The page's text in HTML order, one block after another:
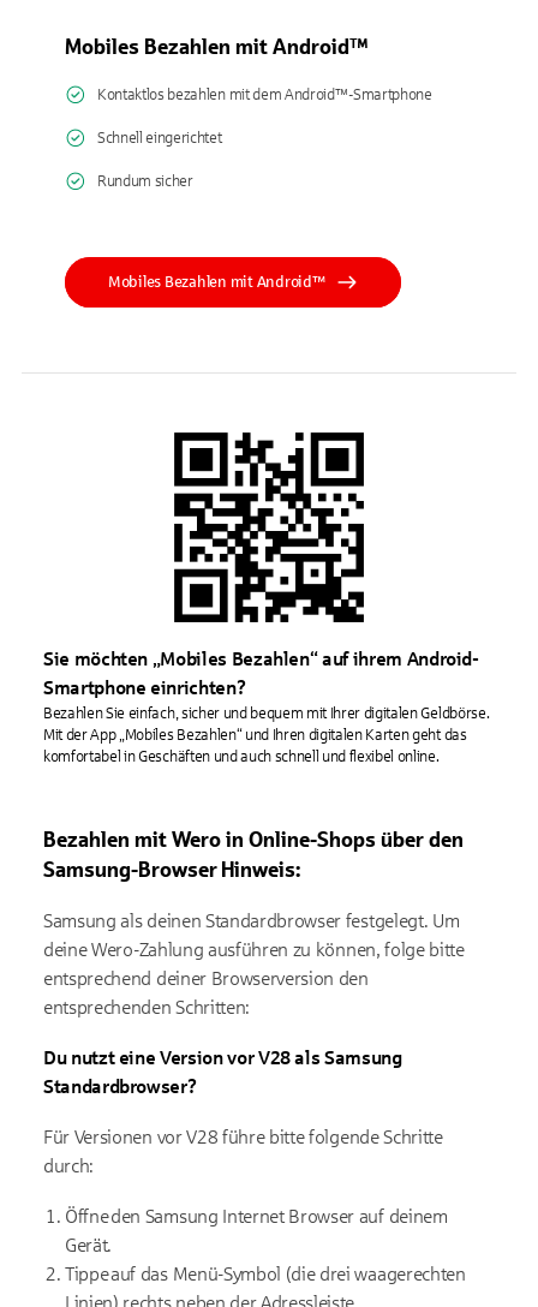
Mobiles Bezahlen mit Android™
Kontaktlos bezahlen mit dem Android™-Smartphone
Schnell eingerichtet
Rundum sicher
Mobiles Bezahlen mit Android™
Sie möchten „Mobiles Bezahlen“ auf ihrem Android-
Smartphone einrichten?
Bezahlen Sie einfach, sicher und bequem mit Ihrer digitalen Geldbörse.
Mit der App „Mobiles Bezahlen“ und Ihren digitalen Karten geht das
komfortabel in Geschäften und auch schnell und flexibel online.
Bezahlen mit Wero in Online-Shops über den
Samsung-Browser Hinweis:
Samsung als deinen Standardbrowser festgelegt. Um
deineWero-Zahlung ausführen zu können, folge bitte
entsprechend deiner Browserversion den
entsprechenden Schritten:
Du nutzt eine Version vor V28als Samsung
Standardbrowser?
Für Versionen vor V28 führe bitte folgende Schritte
durch:
Öffne den Samsung Internet Browser auf deinem
Gerät.
Tippe auf das Menü-Symbol (die drei waagerechten